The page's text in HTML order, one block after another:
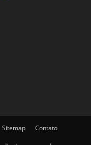
Sitemap Contato